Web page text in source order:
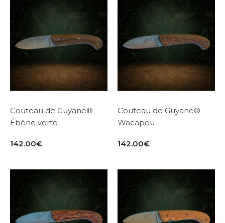
Couteau de Guyane®
Ébène verte
142.00€
Couteau de Guyane®
Wacapou
142.00€